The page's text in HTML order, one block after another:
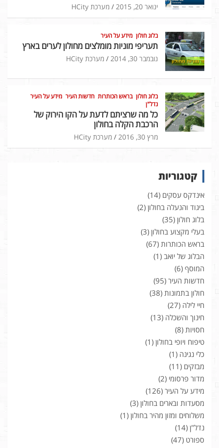
ינואר 20, 2015 מערכת HCity
בלוג חולון מידע על העיר
תעריפי מוניות מומלצים מחולון לערים בארץ
נובמבר 30, 2014 מערכת HCity
בלוג חולון בראש הכותרות חדשות העיר מידע על העיר
נדל"ן
כל מה שרציתם לדעת על הקו הירוק של
הרכבת הקלה בחולון
מרץ 30, 2016 מערכת HCity
קטגוריות
אינדקס עסקים (14)
ביגוד והנעלה בחולון (2)
בלוג חולון (35)
בעלי מקצוע בחולון (3)
בראש הכותרות (67)
הבלוג של יואב (1)
המוסף (6)
חדשות העיר (95)
חולון בתמונות (38)
חיי לילה (27)
חינוך והשכלה (13)
חסויות (8)
טיפוח ויופי בחולון (1)
כלי נגינה (1)
מבזקים (11)
מדור פרסומי (2)
מידע על העיר (126)
מסעדות ובארים בחולון (3)
משלוחים ומזון מהיר בחולון (1)
נדל"ן (14)
ספורט (47)